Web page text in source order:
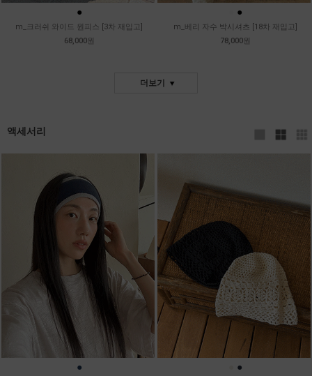
●
m_크러쉬 와이드 원피스 [3차 재입고]
68,000원
●
m_베리 자수 박시셔츠 [18차 재입고]
78,000원
더보기
액세서리
● ●